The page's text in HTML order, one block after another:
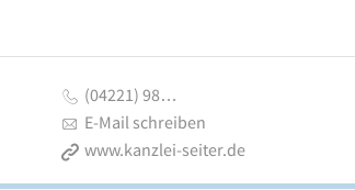
(04221) 98…
E-Mail schreiben
www.kanzlei-seiter.de